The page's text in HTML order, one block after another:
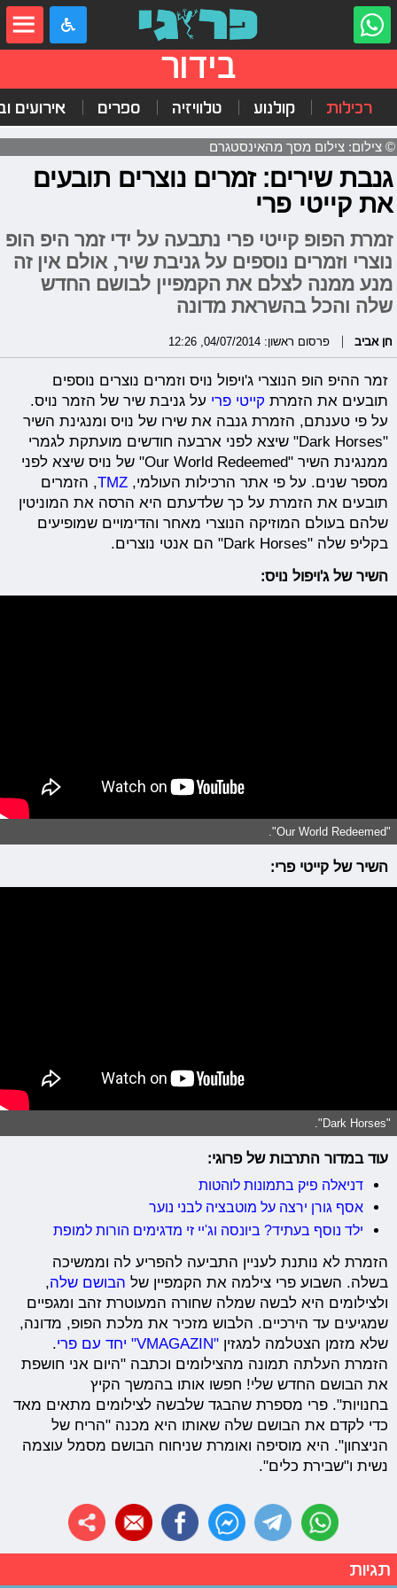
בידור
רכילות קולנוע טלוויזיה ספרים אירועים
© צילום: צילום מסך מהאינסטגרם
גנבת שירים: זמרים נוצרים תובעים
את קייטי פרי
זמרת הפופ קייטי פרי נתבעה על ידי זמר היפ הופ
נוצרי וזמרים נוספים על גניבת שיר, אולם אין זה
מנע ממנה לצלם את הקמפיין לבושם החדש
שלה והכל בהשראת מדונה
חן אביב פרסום ראשון: 04/07/2014, 12:26
זמר ההיפ הופ הנוצרי ג'ויפול נויס וזמרים נוצרים נוספים
תובעים את הזמרת קייטי פרי על גניבת שיר של הזמר נויס.
על פי טענתם, הזמרת גנבה את שירו של נויס ומנגינת השיר
"Dark Horses" שיצא לפני ארבעה חודשים מועתקת לגמרי
ממנגינת השיר "Our World Redeemed" של נויס שיצא לפני
מספר שנים. על פי אתר הרכילות העולמי,TMZ, הזמרים
תובעים את הזמרת על כך שלדעתם היא הרסה את המוניטין
שלהם בעולם המוזיקה הנוצרי מאחר והדימויים שמופיעים
בקליפ שלה "Dark Horses" הם אנטי נוצרים.
השיר של ג'ויפול נויס:
"Our World Redeemed".
השיר של קייטי פרי:
"Dark Horses".
עוד במדור התרבות של פרוגי:
דניאלה פיק בתמונות לוהטות
אסף גורן ירצה על מוטבציה לבני נוער
ילד נוסף בעתיד? ביונסה וג'יי זי מדגימים הורות למופת
הזמרת לא נותנת לעניין התביעה להפריע לה וממשיכה
בשלה. השבוע פרי צילמה את הקמפיין של הבושם שלה,
ולצילומים היא לבשה שמלה שחורה המעוטרת זהב ומגפיים
שמגיעים עד הירכיים. הלבוש מזכיר את מלכת הפופ, מדונה,
שלא מזמן הצטלמה למגזין"VMAGAZIN" יחד עם פרי
.
הזמרת העלתה תמונה מהצילומים וכתבה "היום אני חושפת
את הבושם החדש שלי! חפשו אותו בהמשך הקיץ
בחנויות". פרי מספרת שהבגד שלבשה לצילומים מתאים מאד
כדי לקדם את הבושם שלה שאותו היא מכנה "הריח של
הניצחון". היא מוסיפה ואומרת שניחוח הבושם מסמל עוצמה
נשית ו"שבירת כלים".
תגיות